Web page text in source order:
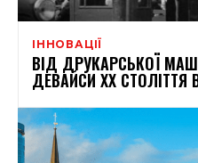
ІННОВАЦІЇ
ВІД ДРУКАРСЬКОЇ
ДЕВАЙСИ XX СТОЛІТТЯ